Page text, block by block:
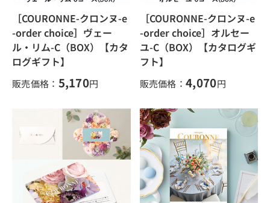
［COURONNE-クロンヌ-e
-order choice］ヴェー
ル・リム-C（BOX）【カタ
ログギフト】
販売価格： 5,170円
［COURONNE-クロンヌ-e
-order choice］オルセー
ユ-C（BOX）【カタログギ
フト】
販売価格： 4,070円